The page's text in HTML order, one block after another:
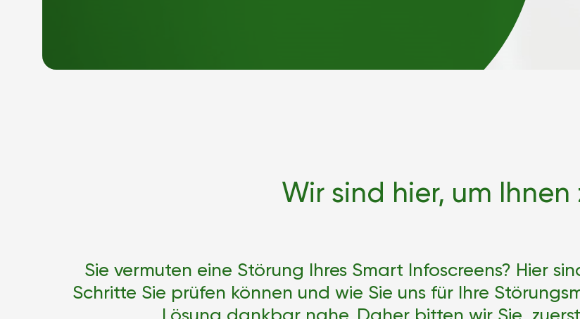
Wir sind hier, um Ihnen
Sie vermuten eine Störung Ihres Smart Infoscreens? Hier
Schritte Sie prüfen können und wie Sie uns für Ihre